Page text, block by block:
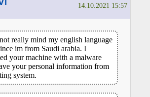
14.10.2021 15:57
really mind my english language
im from Saudi arabia. I
your machine with a malware
your personal information from
system.